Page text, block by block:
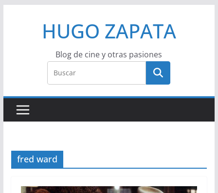
HUGO ZAPATA
Blog de cine y otras pasiones
fred ward